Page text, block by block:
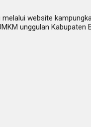
website
unggulan Kabupaten